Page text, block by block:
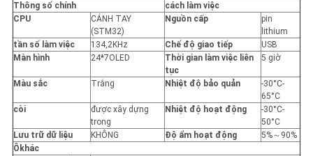
Thông số chính
cách làm việc
CPU
CÁNH TAY
(STM32)
Nguồn cấp
pin
lithium
tần số làm việc
134,2KHz Chế độ giao tiếp
USB
Màn hình
24*7OLED
Thời gian làm việc liên
tục
5 giờ
Màu sắc Trắng Nhiệt độ bảo quản
-30°C-
65°C
còi
được xây dựng
trong
Nhiệt độ hoạt động
-30°C-
50°C
Lưu trữ dữ liệu
KHÔNG Độ ẩm hoạt động
5%～90%
Ô khác